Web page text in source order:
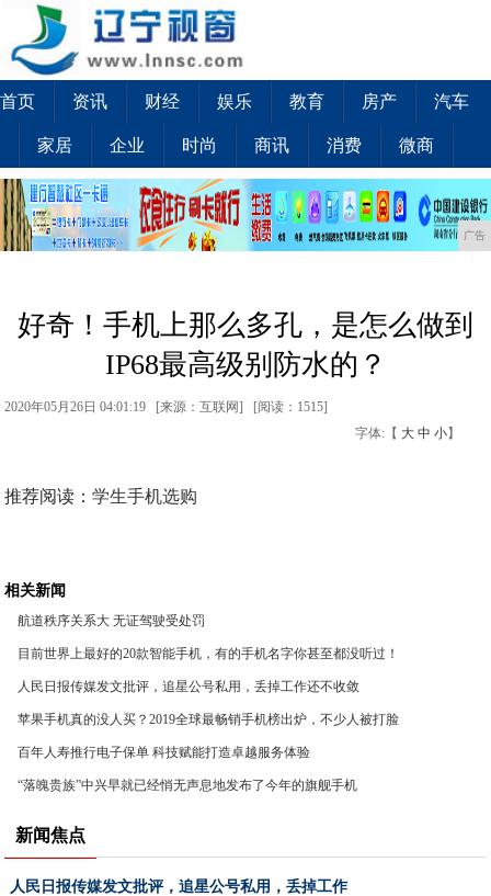
首页 资讯 财经 娱乐 教育 房产 汽车
家居 企业 时尚 商讯 消费 微商
广告
好奇！手机上那么多孔，是怎么做到
IP68最高级别防水的？
2020年05月26日 04:01:19 [来源：互联网] [阅读：1515]
字体:【 大 中 小】
推荐阅读：学生手机选购
相关新闻
航道秩序关系大 无证驾驶受处罚
目前世界上最好的20款智能手机，有的手机名字你甚至都没听过！
人民日报传媒发文批评，追星公号私用，丢掉工作还不收敛
苹果手机真的没人买？2019全球最畅销手机榜出炉，不少人被打脸
百年人寿推行电子保单 科技赋能打造卓越服务体验
“落魄贵族”中兴早就已经悄无声息地发布了今年的旗舰手机
新闻焦点
人民日报传媒发文批评，追星公号私用，丢掉工作